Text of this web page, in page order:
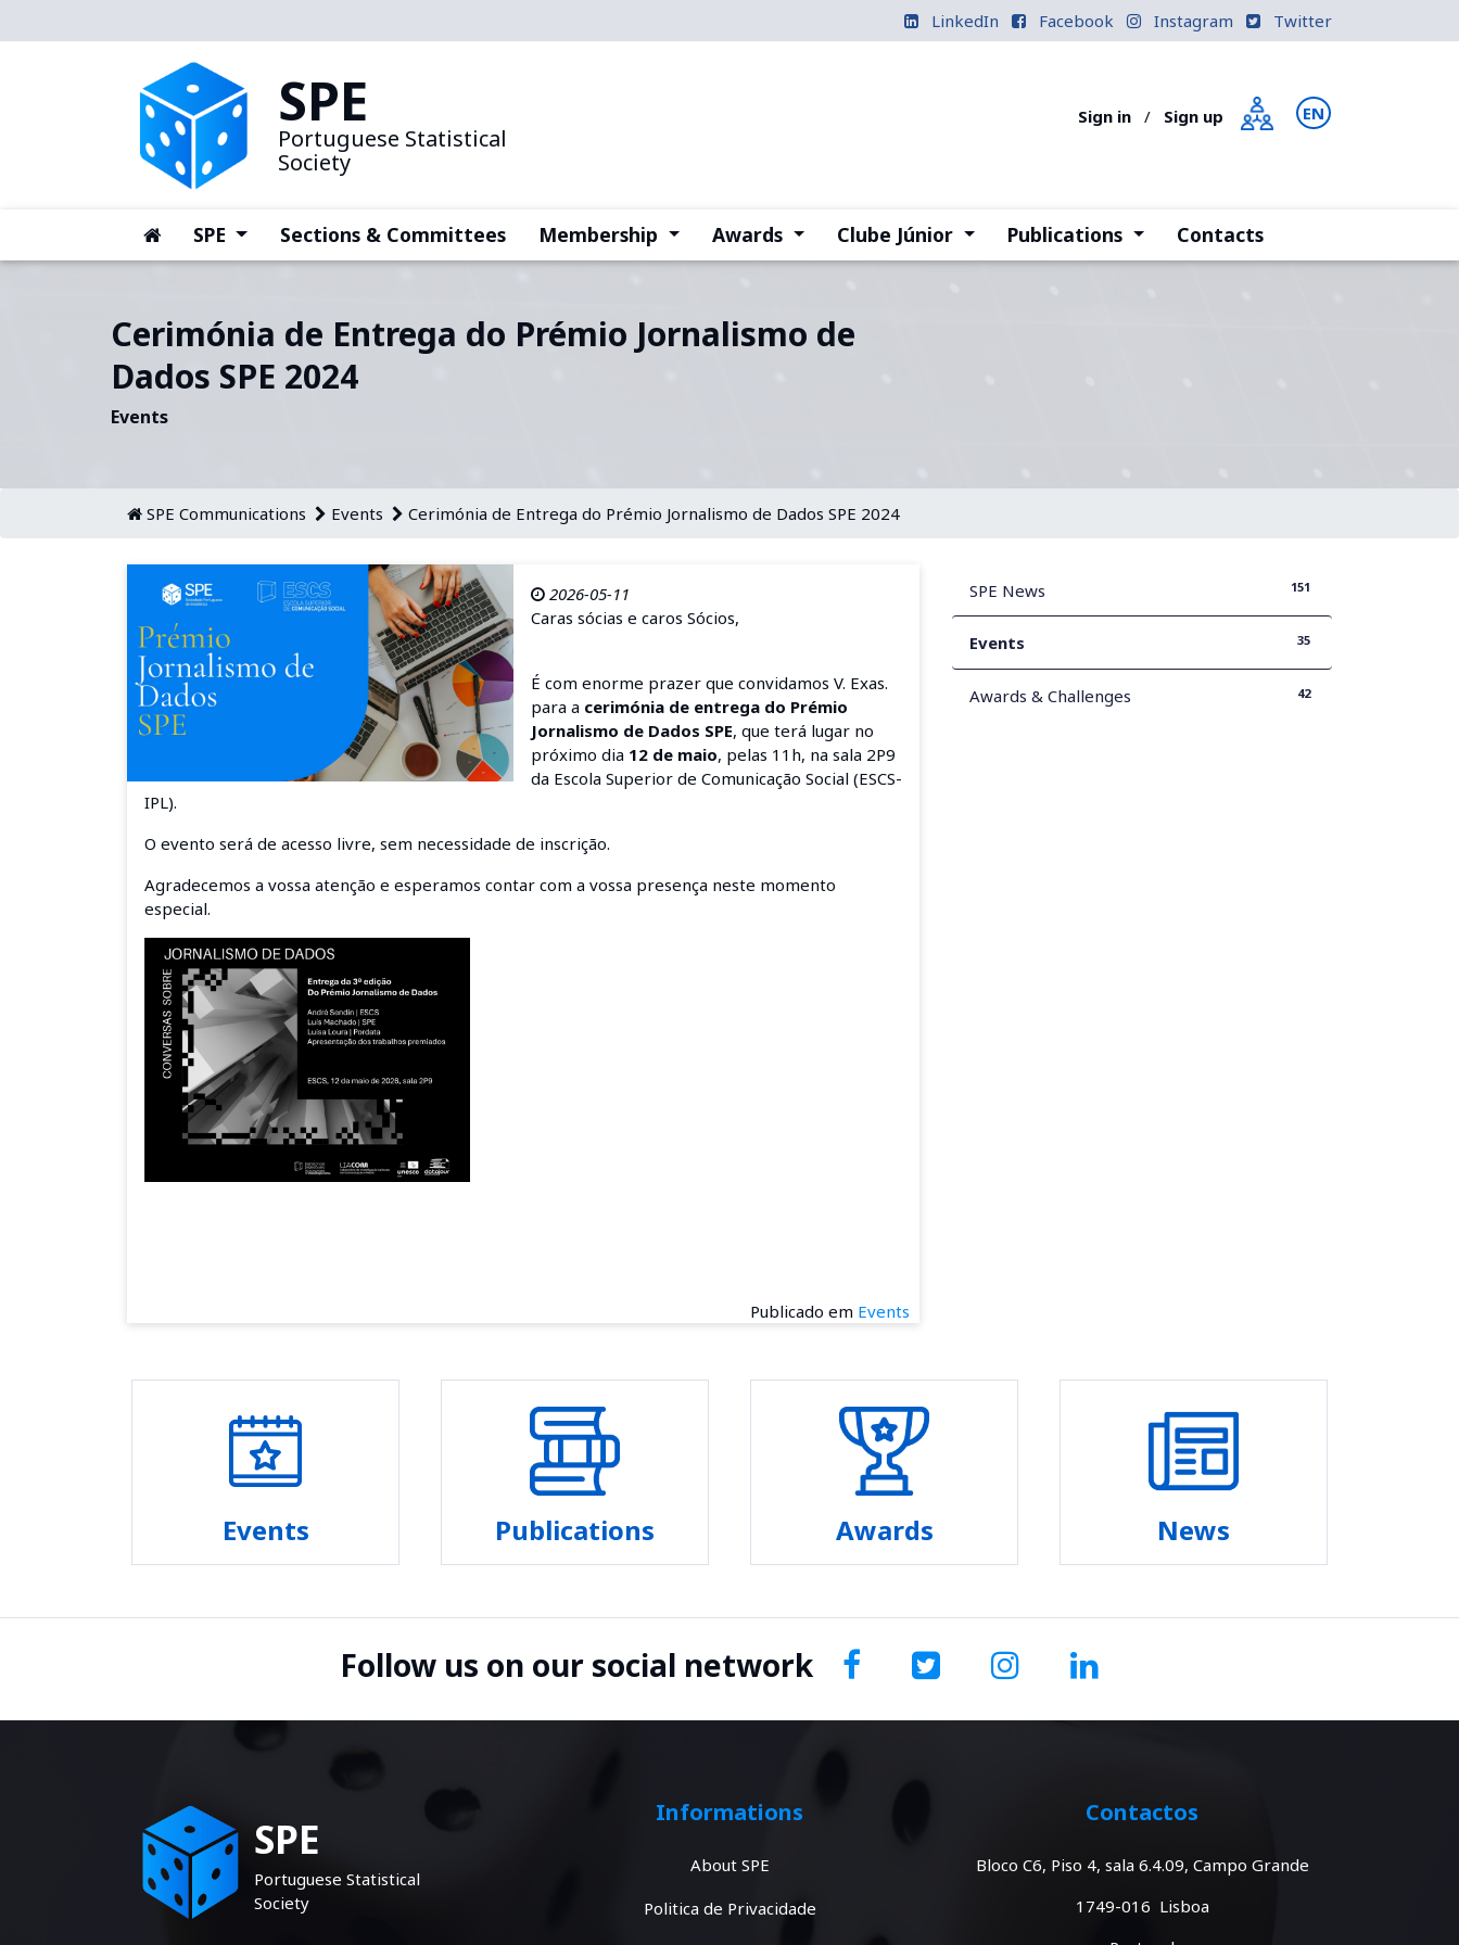
LinkedIn Facebook Instagram Twitter
SPE
Portuguese Statistical
Society
Sign in / Sign up EN
(current)
SPE (current)Sections & Committees Membership (current)Awards (current)Clube Júnior (current)Publications (current)Contacts
Cerimónia de Entrega do Prémio Jornalismo de
Dados SPE 2024
Events
SPE Communications Events Cerimónia de Entrega do Prémio Jornalismo de Dados SPE 2024
SPE News 151
Events 35
Awards & Challenges 42
2026-05-11
Caras sócias e caros Sócios,
É com enorme prazer que convidamos V. Exas.
para a cerimónia de entrega do Prémio
Jornalismo de Dados SPE, que terá lugar no
próximo dia 12 de maio, pelas 11h, na sala 2P9
da Escola Superior de Comunicação Social(ESCS-
IPL).
O evento será de acesso livre, sem necessidade de inscrição.
Agradecemos a vossa atenção e esperamos contar com a vossa presença neste momento
especial.
Publicado em Events
Events Publications Awards News
Follow us on our social network
SPE
Portuguese Statistical
Society
Informations
About SPE
Politica de Privacidade
Contactos
Bloco C6, Piso 4, sala 6.4.09, Campo Grande
1749-016 Lisboa